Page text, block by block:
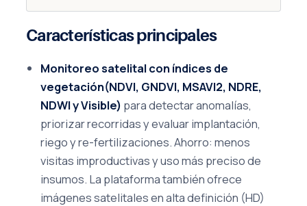
Características principales
Monitoreo satelital con índices de
vegetación(NDVI, GNDVI, MSAVI2, NDRE,
NDWI y Visible) para detectar anomalías,
priorizar recorridas y evaluar implantación,
riego y re-fertilizaciones. Ahorro: menos
visitas improductivas y uso más preciso de
insumos. La plataforma también ofrece
imágenes satelitales en alta definición (HD)